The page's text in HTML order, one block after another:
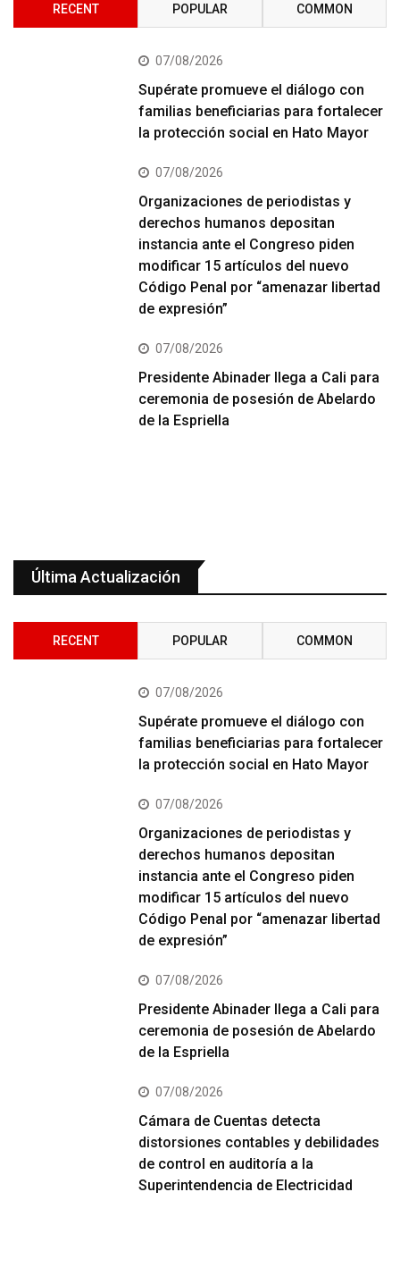
RECENT POPULAR COMMON
07/08/2026
Supérate promueve el diálogo con
familias beneficiarias para fortalecer
la protección social en Hato Mayor
07/08/2026
Organizaciones de periodistas y
derechos humanos depositan
instancia ante el Congreso piden
modificar 15 artículos del nuevo
Código Penal por “amenazar libertad
de expresión”
07/08/2026
Presidente Abinader llega a Cali para
ceremonia de posesión de Abelardo
de la Espriella
Última Actualización
RECENT POPULAR COMMON
07/08/2026
Supérate promueve el diálogo con
familias beneficiarias para fortalecer
la protección social en Hato Mayor
07/08/2026
Organizaciones de periodistas y
derechos humanos depositan
instancia ante el Congreso piden
modificar 15 artículos del nuevo
Código Penal por “amenazar libertad
de expresión”
07/08/2026
Presidente Abinader llega a Cali para
ceremonia de posesión de Abelardo
de la Espriella
07/08/2026
Cámara de Cuentas detecta
distorsiones contables y debilidades
de control en auditoría a la
Superintendencia de Electricidad